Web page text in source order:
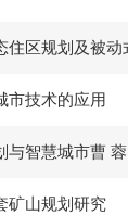
市技术的应用
与智慧城市曹 蓉
矿山规划研究